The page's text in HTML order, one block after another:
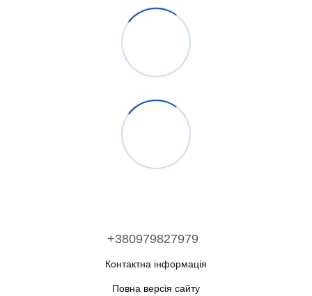
+380979827979
Контактна інформація
Повна версія сайту